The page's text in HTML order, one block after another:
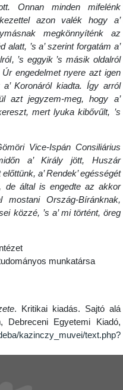
Onnan minden mifelénk
azon valék hogy a’
megkönnyíténk az
’s a’ szerint forgatám a’
’s eggyik ’s másik oldalról
engedelmet nyere azt igen
Koronáról kiadta. Így arról
azt jegyzem-meg, hogy a’
mert lyuka kibővűlt, ’s
Vice-Ispán Consiliárius
a’ Király jött, Huszár
a’ Rendek’ egésségét
de által is engedte az akkor
Ország-Bíránknak,
közzé, ’s a’ mi történt, öreg
munkatársa
. Kritikai kiadás. Sajtó alá
Debreceni Egyetemi Kiadó,
kazinczy_muvei/text.php?